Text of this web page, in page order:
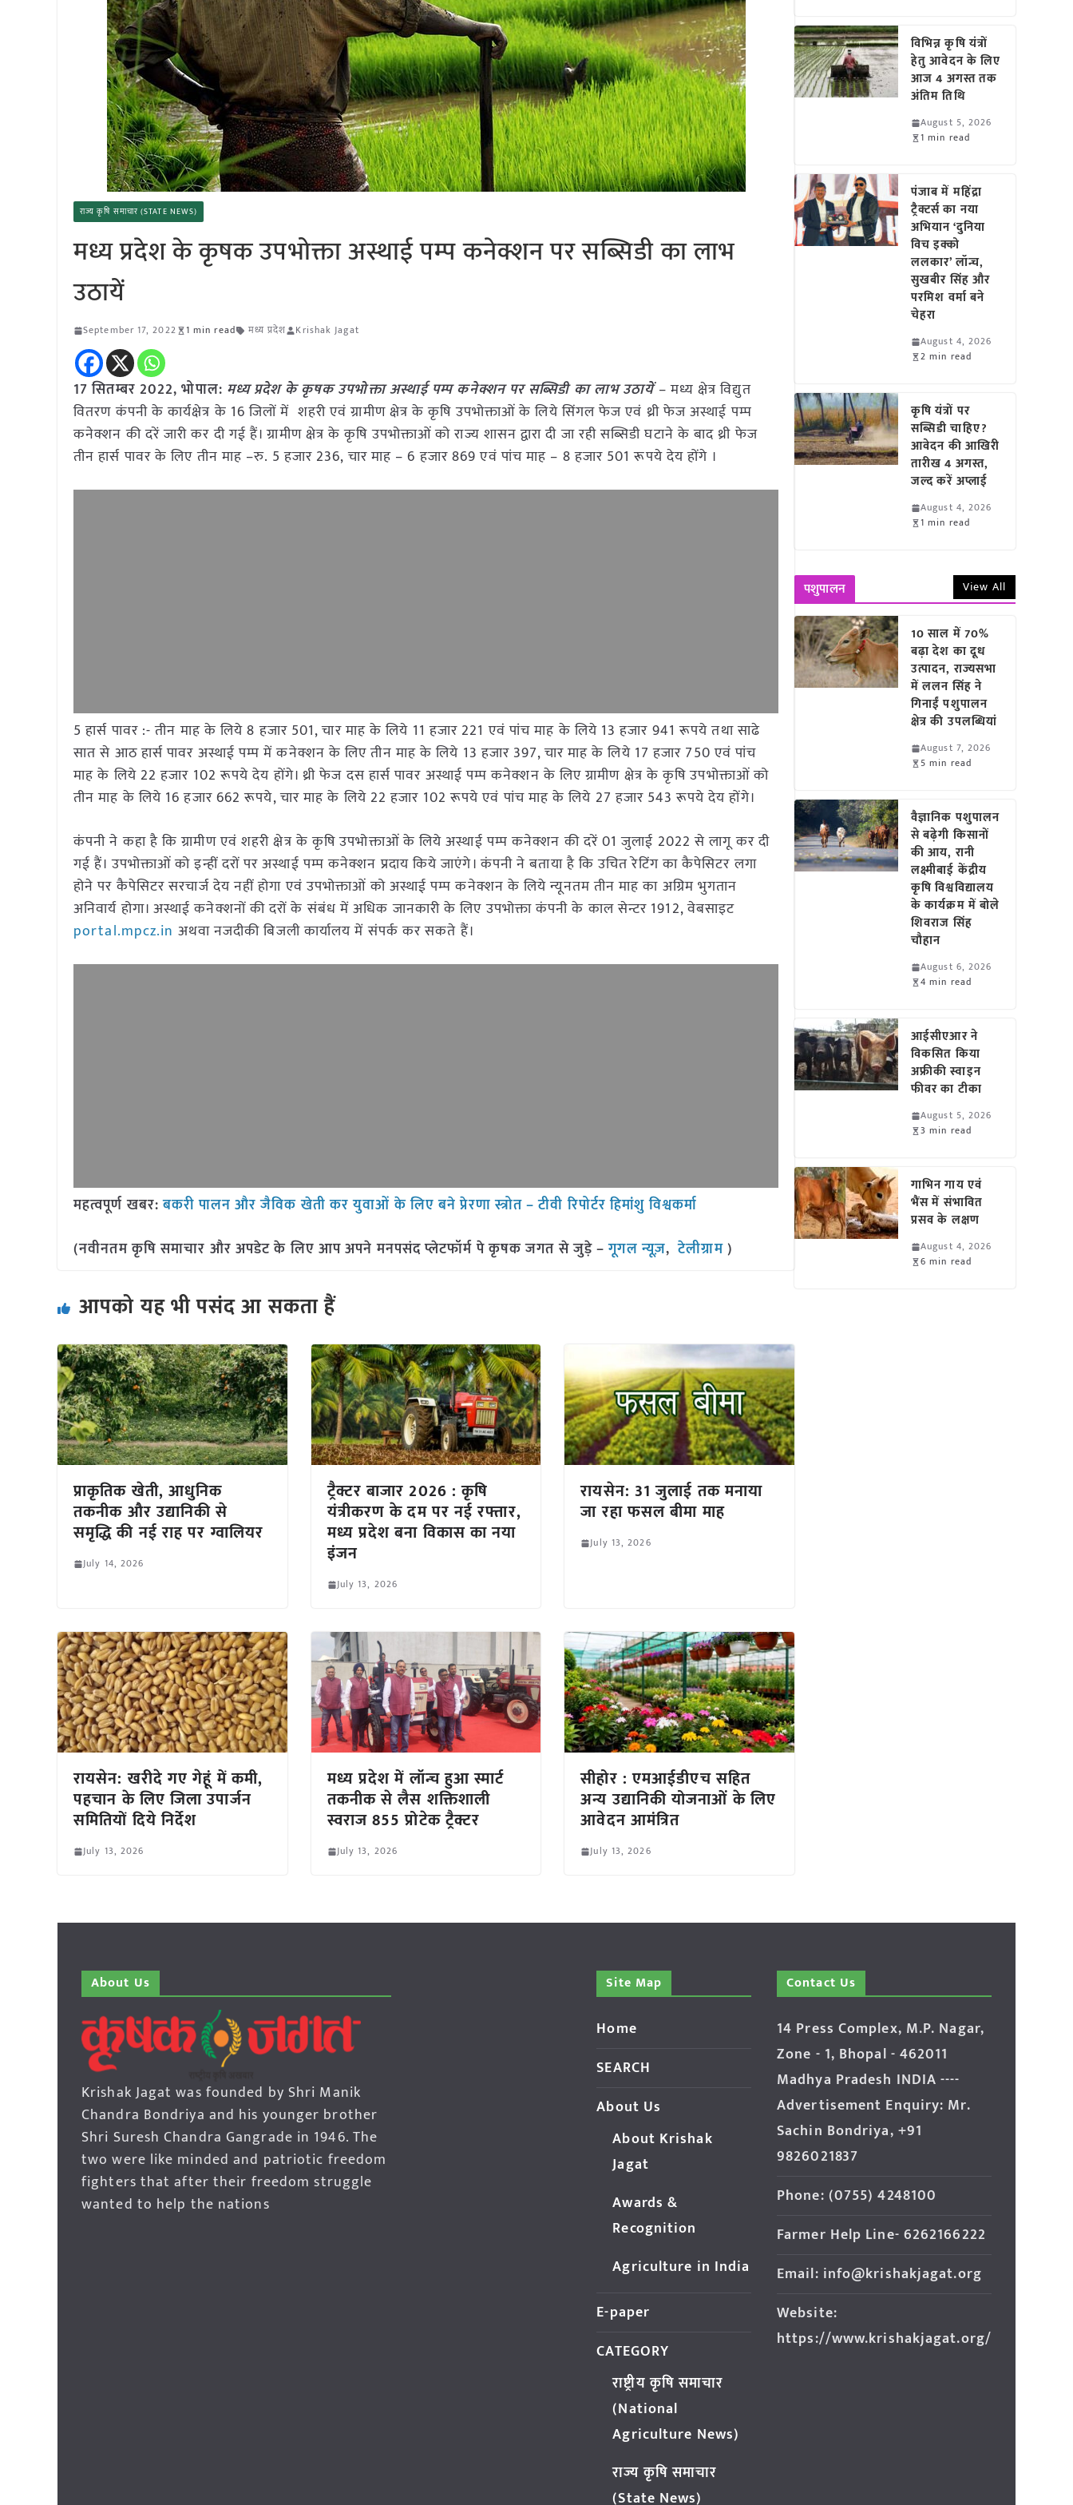
राज्य कृषि समाचार (STATE NEWS)
मध्य प्रदेश के कृषक उपभोक्ता अस्थाई पम्प कनेक्शन पर सब्सिडी का लाभ
उठायें
September 17, 2022 1 min read मध्य प्रदेश Krishak Jagat
17 सितम्बर 2022, भोपाल: मध्य प्रदेश के कृषक उपभोक्ता अस्थाई पम्प कनेक्शन पर सब्सिडी का लाभ उठायें– मध्य क्षेत्र विद्युत
वितरण कंपनी के कार्यक्षेत्र के 16 जिलों में शहरी एवं ग्रामीण क्षेत्र के कृषि उपभोक्ताओं के लिये सिंगल फेज एवं थ्री फेज अस्थाई पम्प
कनेक्शन की दरें जारी कर दी गई हैं। ग्रामीण क्षेत्र के कृषि उपभोक्ताओं को राज्य शासन द्वारा दी जा रही सब्सिडी घटाने के बाद थ्री फेज
तीन हार्स पावर के लिए तीन माह –रु. 5 हजार 236, चार माह – 6 हजार 869 एवं पांच माह – 8 हजार 501 रूपये देय होंगे ।
5 हार्स पावर :- तीन माह के लिये 8 हजार 501, चार माह के लिये 11 हजार 221 एवं पांच माह के लिये 13 हजार 941 रूपये तथा साढे
सात से आठ हार्स पावर अस्थाई पम्प में कनेक्शन के लिए तीन माह के लिये 13 हजार 397, चार माह के लिये 17 हजार 750 एवं पांच
माह के लिये 22 हजार 102 रूपये देय होंगे। थ्री फेज दस हार्स पावर अस्थाई पम्प कनेक्शन के लिए ग्रामीण क्षेत्र के कृषि उपभोक्ताओं को
तीन माह के लिये 16 हजार 662 रूपये, चार माह के लिये 22 हजार 102 रूपये एवं पांच माह के लिये 27 हजार 543 रूपये देय होंगे।
कंपनी ने कहा है कि ग्रामीण एवं शहरी क्षेत्र के कृषि उपभोक्ताओं के लिये अस्थाई पम्प कनेक्शन की दरें 01 जुलाई 2022 से लागू कर दी
गई हैं। उपभोक्ताओं को इन्हीं दरों पर अस्थाई पम्प कनेक्शन प्रदाय किये जाएंगे। कंपनी ने बताया है कि उचित रेटिंग का कैपेसिटर लगा
होने पर कैपेसिटर सरचार्ज देय नहीं होगा एवं उपभोक्ताओं को अस्थाई पम्प कनेक्शन के लिये न्यूनतम तीन माह का अग्रिम भुगतान
अनिवार्य होगा। अस्थाई कनेक्शनों की दरों के संबंध में अधिक जानकारी के लिए उपभोक्ता कंपनी के काल सेन्टर 1912, वेबसाइट
portal.mpcz.in अथवा नजदीकी बिजली कार्यालय में संपर्क कर सकते हैं।
महत्वपूर्ण खबर:बकरी पालन और जैविक खेती कर युवाओं के लिए बने प्रेरणा स्त्रोत – टीवी रिपोर्टर हिमांशु विश्वकर्मा
(नवीनतम कृषि समाचार और अपडेट के लिए आप अपने मनपसंद प्लेटफॉर्म पे कृषक जगत से जुड़े –गूगल न्यूज़,टेलीग्राम)
आपको यह भी पसंद आ सकता हैं
प्राकृतिक खेती, आधुनिक
तकनीक और उद्यानिकी से
समृद्धि की नई राह पर ग्वालियर
July 14, 2026
ट्रैक्टर बाजार 2026 : कृषि
यंत्रीकरण के दम पर नई रफ्तार,
मध्य प्रदेश बना विकास का नया
इंजन
July 13, 2026
रायसेन: 31 जुलाई तक मनाया
जा रहा फसल बीमा माह
July 13, 2026
रायसेन: खरीदे गए गेहूं में कमी,
पहचान के लिए जिला उपार्जन
समितियों दिये निर्देश
July 13, 2026
मध्य प्रदेश में लॉन्च हुआ स्मार्ट
तकनीक से लैस शक्तिशाली
स्वराज 855 प्रोटेक ट्रैक्टर
July 13, 2026
सीहोर : एमआईडीएच सहित
अन्य उद्यानिकी योजनाओं के लिए
आवेदन आमंत्रित
July 13, 2026
विभिन्न कृषि यंत्रों
हेतु आवेदन के लिए
आज 4 अगस्त तक
अंतिम तिथि
August 5, 2026
1 min read
पंजाब में महिंद्रा
ट्रैक्टर्स का नया
अभियान ‘दुनिया
विच इक्को
ललकार’ लॉन्च,
सुखबीर सिंह और
परमिश वर्मा बने
चेहरा
August 4, 2026
2 min read
कृषि यंत्रों पर
सब्सिडी चाहिए?
आवेदन की आखिरी
तारीख 4 अगस्त,
जल्द करें अप्लाई
August 4, 2026
1 min read
पशुपालन View All
10 साल में 70%
बढ़ा देश का दूध
उत्पादन, राज्यसभा
में ललन सिंह ने
गिनाईं पशुपालन
क्षेत्र की उपलब्धियां
August 7, 2026
5 min read
वैज्ञानिक पशुपालन
से बढ़ेगी किसानों
की आय, रानी
लक्ष्मीबाई केंद्रीय
कृषि विश्वविद्यालय
के कार्यक्रम में बोले
शिवराज सिंह
चौहान
August 6, 2026
4 min read
आईसीएआर ने
विकसित किया
अफ्रीकी स्वाइन
फीवर का टीका
August 5, 2026
3 min read
गाभिन गाय एवं
भैंस में संभावित
प्रसव के लक्षण
August 4, 2026
6 min read
About Us
Krishak Jagat was founded by Shri Manik
Chandra Bondriya and his younger brother
Shri Suresh Chandra Gangrade in 1946. The
two were like minded and patriotic freedom
fighters that after their freedom struggle
wanted to help the nations
Site Map
Home
SEARCH
About Us
About Krishak
Jagat
Awards &
Recognition
Agriculture in India
E-paper
CATEGORY
राष्ट्रीय कृषि समाचार
(National
Agriculture News)
राज्य कृषि समाचार
(State News)
Contact Us
14 Press Complex, M.P. Nagar,
Zone - 1, Bhopal - 462011
Madhya Pradesh INDIA ----
Advertisement Enquiry: Mr.
Sachin Bondriya, +91
9826021837
Phone: (0755) 4248100
Farmer Help Line- 6262166222
Email: info@krishakjagat.org
Website:
https://www.krishakjagat.org/